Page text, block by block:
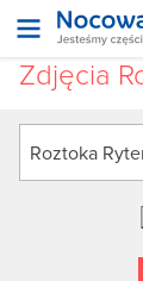
Zdjęcia